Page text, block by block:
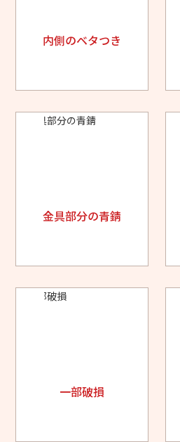
内側のベタつき
金具部分の青錆
一部破損